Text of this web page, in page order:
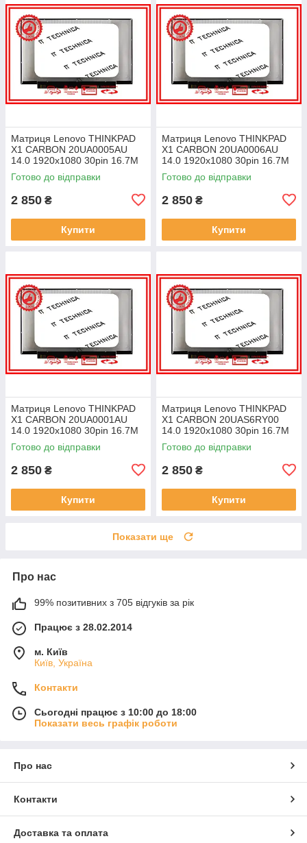
Матриця Lenovo THINKPAD
X1 CARBON 20UA0005AU
14.0 1920x1080 30pin 16.7M
45% NTSC 300 cd/m² для
ноутбука
Готово до відправки
2 850 ₴
Купити
Матриця Lenovo THINKPAD
X1 CARBON 20UA0006AU
14.0 1920x1080 30pin 16.7M
45% NTSC 300 cd/m² для
ноутбука
Готово до відправки
2 850 ₴
Купити
Матриця Lenovo THINKPAD
X1 CARBON 20UA0001AU
14.0 1920x1080 30pin 16.7M
45% NTSC 300 cd/m² для
ноутбука
Готово до відправки
2 850 ₴
Купити
Матриця Lenovo THINKPAD
X1 CARBON 20UAS6RY00
14.0 1920x1080 30pin 16.7M
45% NTSC 300 cd/m² для
ноутбука
Готово до відправки
2 850 ₴
Купити
Показати ще
Про нас
99% позитивних з 705 відгуків за рік
Працює з 28.02.2014
м. Київ
Київ, Україна
Контакти
Сьогодні працює з 10:00 до 18:00
Показати весь графік роботи
Про нас
Контакти
Доставка та оплата